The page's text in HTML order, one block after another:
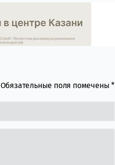
Обязательные поля помечены*